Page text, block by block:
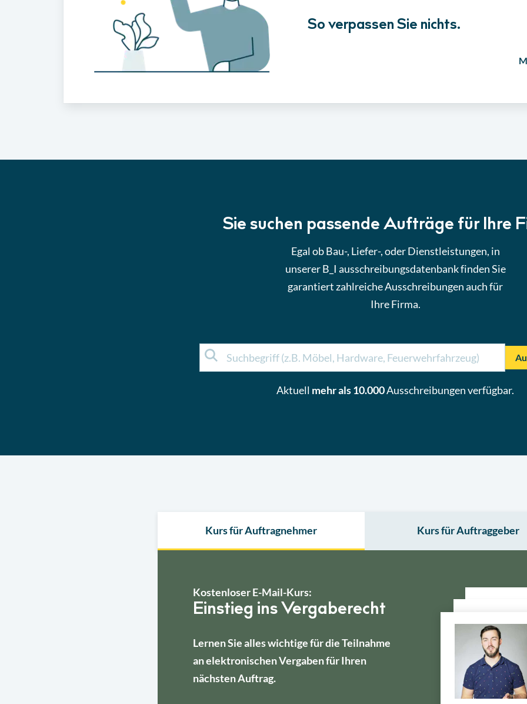
So verpassen Sie nichts.
Sie suchen passende Aufträge für Ihre
Egal ob Bau-, Liefer-, oder Dienstleistungen, in
unserer B_I ausschreibungsdatenbank finden Sie
garantiert zahlreiche Ausschreibungen auch für
Ihre Firma.
Aktuell mehr als 10.000Ausschreibungen verfügbar.
Kurs für Auftragnehmer Kurs für Auftraggeber
Kostenloser E-Mail-Kurs:
Einstieg ins Vergaberecht
Lernen Sie alles wichtige für die Teilnahme
an elektronischen Vergaben für Ihren
nächsten Auftrag.